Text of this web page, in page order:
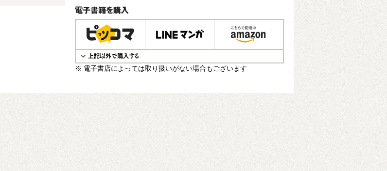
電子書籍で購入
※ 電子書店によっては取り扱いがない場合もございます